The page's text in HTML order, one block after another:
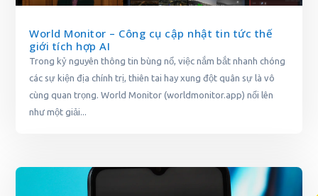
World Monitor – Công cụ cập nhật tin tức thế
giới tích hợp AI
Trong kỷ nguyên thông tin bùng nổ, việc nắm bắt nhanh chóng
các sự kiện địa chính trị, thiên tai hay xung đột quân sự là vô
cùng quan trọng. World Monitor (worldmonitor.app) nổi lên
như một giải...